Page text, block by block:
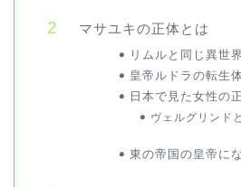
マサユキの正体とは
リムルと同じ異世
皇帝ルドラの転生
日本で見た女性の
ヴェルグリンド
東の帝国の皇帝に